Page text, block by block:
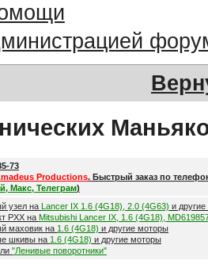
73
Productions. Быстрый заказ по
Макс, Телеграм)
узел на Lancer IX 1.6 (4G18), 2.0 (4G63) и
РХХ на Mitsubishi Lancer IX, 1.6 (4G18),
маховик на 1.6 (4G18) и другие моторы
шкивы на 1.6 (4G18) и другие моторы
"Ленивые поворотники"